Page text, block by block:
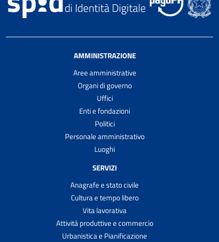
AMMINISTRAZIONE
Aree amministrative
Organi di governo
Uffici
Enti e fondazioni
Politici
Personale amministrativo
Luoghi
SERVIZI
Anagrafe e stato civile
Cultura e tempo libero
Vita lavorativa
Attività produttive e commercio
Urbanistica e Pianificazione